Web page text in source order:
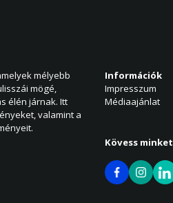
mélyebb
mögé,
élén járnak. Itt
valamint a
Információk
Impresszum
Médiaajánlat
Kövess minket